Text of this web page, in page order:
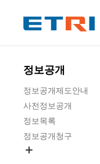
정보공개
정보공개제도안내
사전정보공개
정보목록
정보공개청구